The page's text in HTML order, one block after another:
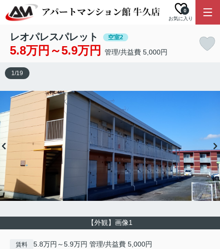
お気に入り
0
レオパレスパレット 空室2
5.8万円～5.9万円 管理/共益費 5,000円
【外観】画像1
1/19
賃料 5.8万円～5.9万円 管理/共益費 5,000円